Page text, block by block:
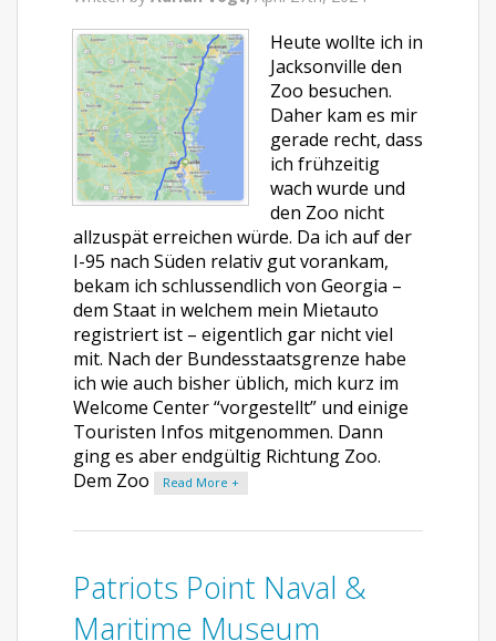
Heute wollte ich in
Jacksonville den
Zoo besuchen.
Daher kam es mir
gerade recht, dass
ich frühzeitig
wach wurde und
den Zoo nicht
allzuspät erreichen würde. Da ich auf der
I-95 nach Süden relativ gut vorankam,
bekam ich schlussendlich von Georgia –
dem Staat in welchem mein Mietauto
registriert ist – eigentlich gar nicht viel
mit. Nach der Bundesstaatsgrenze habe
ich wie auch bisher üblich, mich kurz im
Welcome Center “vorgestellt” und einige
Touristen Infos mitgenommen. Dann
ging es aber endgültig Richtung Zoo.
Dem Zoo
Read More +
Patriots Point Naval &
Maritime Museum